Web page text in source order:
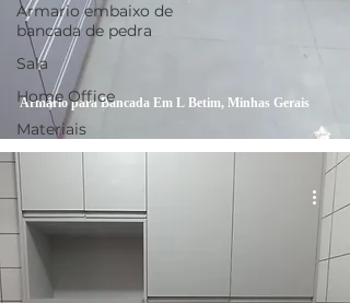
Armario embaixo de
bancada de pedra
Sala
Home Office
Materiais
Armário para Bancada Em L Betim, Minhas Gerais